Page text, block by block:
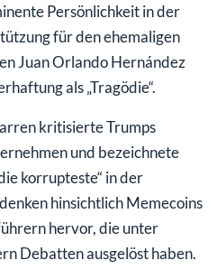
Persönlichkeit in der
für den ehemaligen
Juan Orlando Hernández
als „Tragödie“.
kritisierte Trumps
und bezeichnete
korrupteste“ in der
hinsichtlich Memecoins
hervor, die unter
Debatten ausgelöst haben.